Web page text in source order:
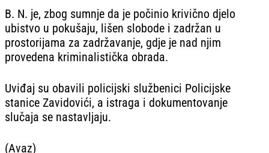
B. N. je, zbog sumnje da je počinio krivično djelo
ubistvo u pokušaju, lišen slobode i zadržan u
prostorijama za zadržavanje, gdje je nad njim
provedena kriminalistička obrada.
Uviđaj su obavili policijski službenici Policijske
stanice Zavidovići, a istraga i dokumentovanje
slučaja se nastavljaju.
(Avaz)